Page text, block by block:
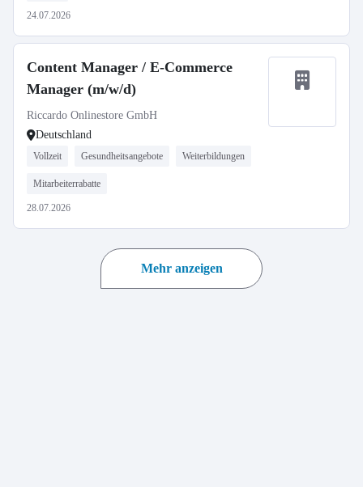
24.07.2026
Content Manager / E-Commerce
Manager (m/w/d)
Riccardo Onlinestore GmbH
Deutschland
Vollzeit Gesundheitsangebote Weiterbildungen
Mitarbeiterrabatte
28.07.2026
Mehr anzeigen